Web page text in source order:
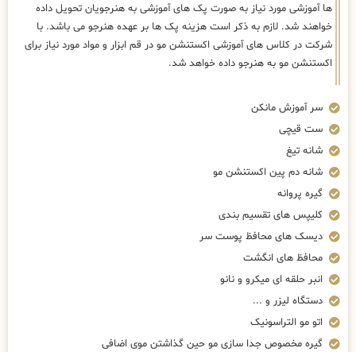
ها آموزشی مورد نیاز به صورت پک های آموزشی به هنرجویان تحویل داده
خواهند شد. لازم به ذکر است هزینه پک ها بر عهده هنرجو می باشد. با
شرکت در کلاس های آموزشی اکستنشن مو در قم ابزار و مواد مورد نیاز برای
اکستنشن مو به هنرجو داده خواهد شد.
سر آموزش مانکن
ست قیچی
شانه تیغ
شانه دم پین اکستنشن مو
گیره پروانه
کلیپس های تقسیم بندی
دیسک های محافظ پوست سر
محافظ های انگشت
انبر حلقه ای میکرو و نانو
دستگاه لیزر و ...
اتو مو التراسونیک
گیره مخصوص جدا سازی مو حین گذاشتن موی اضافی